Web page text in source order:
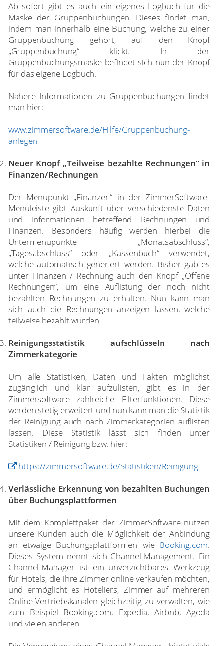
Ab sofort gibt es auch ein eigenes Logbuch für die
Maske der Gruppenbuchungen. Dieses findet man,
indem man innerhalb eine Buchung, welche zu einer
Gruppenbuchung gehört, auf den Knopf
„Gruppenbuchung“ klickt. In der
Gruppenbuchungsmaske befindet sich nun der Knopf
für das eigene Logbuch.
Nähere Informationen zu Gruppenbuchungen findet
man hier:
www.zimmersoftware.de/Hilfe/Gruppenbuchung-
anlegen
Neuer Knopf „Teilweise bezahlte Rechnungen“ in
Finanzen/Rechnungen
Der Menüpunkt „Finanzen“ in der ZimmerSoftware-
Menüleiste gibt Auskunft über verschiedenste Daten
und Informationen betreffend Rechnungen und
Finanzen. Besonders häufig werden hierbei die
Untermenüpunkte „Monatsabschluss“,
„Tagesabschluss“ oder „Kassenbuch“ verwendet,
welche automatisch generiert werden. Bisher gab es
unter Finanzen / Rechnung auch den Knopf „Offene
Rechnungen“, um eine Auflistung der noch nicht
bezahlten Rechnungen zu erhalten. Nun kann man
sich auch die Rechnungen anzeigen lassen, welche
teilweise bezahlt wurden.
Reinigungsstatistik aufschlüsseln nach
Zimmerkategorie
Um alle Statistiken, Daten und Fakten möglichst
zugänglich und klar aufzulisten, gibt es in der
Zimmersoftware zahlreiche Filterfunktionen. Diese
werden stetig erweitert und nun kann man die Statistik
der Reinigung auch nach Zimmerkategorien auflisten
lassen. Diese Statistik lässt sich finden unter
Statistiken / Reinigung bzw. hier:
https://zimmersoftware.de/Statistiken/Reinigung
Verlässliche Erkennung von bezahlten Buchungen
über Buchungsplattformen
Mit dem Komplettpaket der ZimmerSoftware nutzen
unsere Kunden auch die Möglichkeit der Anbindung
an etwaige Buchungsplattformen wie Booking.com.
Dieses System nennt sich Channel-Management. Ein
Channel-Manager ist ein unverzichtbares Werkzeug
für Hotels, die ihre Zimmer online verkaufen möchten,
und ermöglicht es Hoteliers, Zimmer auf mehreren
Online-Vertriebskanälen gleichzeitig zu verwalten, wie
zum Beispiel Booking.com, Expedia, Airbnb, Agoda
und vielen anderen.